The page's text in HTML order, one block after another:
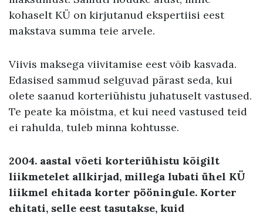
kohaselt KÜ on kirjutanud ekspertiisi eest
makstava summa teie arvele.
Viivis maksega viivitamise eest võib kasvada.
Edasised sammud selguvad pärast seda, kui
olete saanud korteriühistu juhatuselt vastused.
Te peate ka mõistma, et kui need vastused teid
ei rahulda, tuleb minna kohtusse.
2004. aastal võeti korteriühistu kõigilt
liikmetelet allkirjad, millega lubati ühel KÜ
liikmel ehitada korter pööningule. Korter
ehitati, selle eest tasutakse, kuid